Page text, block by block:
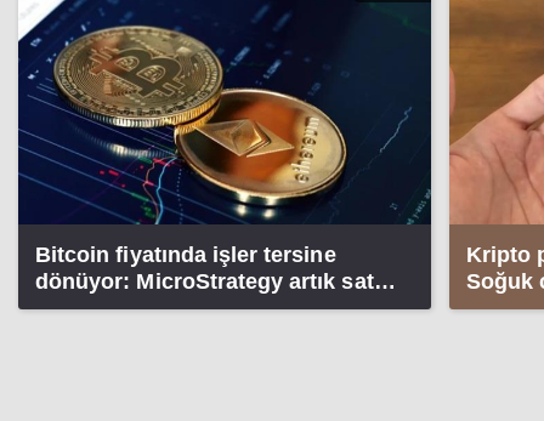
Bitcoin fiyatında işler tersine
dönüyor: MicroStrategy artık satış
tarafında
Kripto
Soğuk